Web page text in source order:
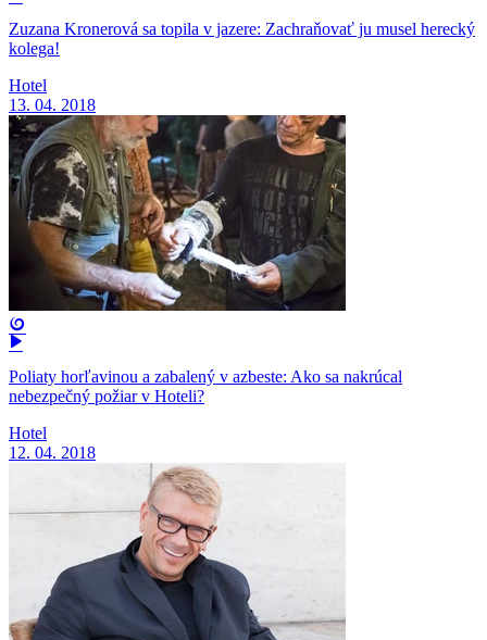
Zuzana Kronerová sa topila v jazere: Zachraňovať ju musel herecký
kolega!
Hotel
13. 04. 2018
Poliaty horľavinou a zabalený v azbeste: Ako sa nakrúcal
nebezpečný požiar v Hoteli?
Hotel
12. 04. 2018